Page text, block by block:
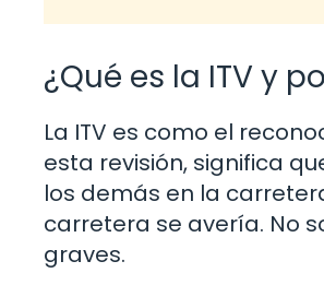
¿Qué es la ITV y
La ITV es como el
esta revisión, significa
los demás en la
carretera se avería. No
graves.